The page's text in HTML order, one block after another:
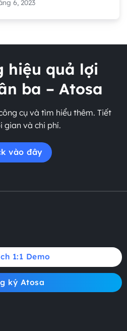
6, 2023
hiệu quả lợi
ba – Atosa
cụ và tìm hiểu thêm. Tiết
gian và chi phí.
vào đây
1:1 Demo
ký Atosa